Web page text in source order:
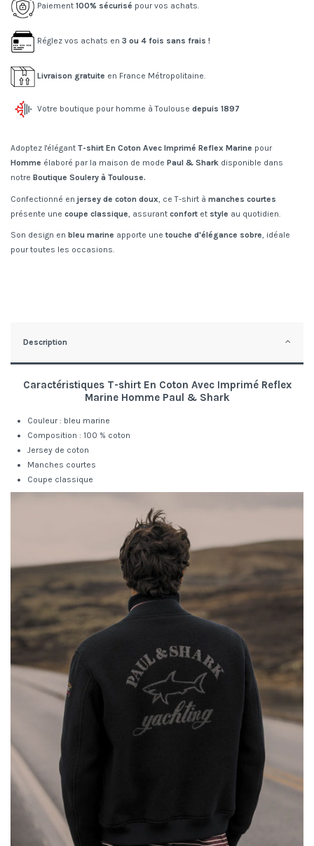
Paiement 100% sécurisé pour vos achats.
Réglez vos achats en 3 ou 4 fois sans frais !
Livraison gratuite en France Métropolitaine.
Votre boutique pour homme à Toulouse depuis 1897
Adoptez l'élégant T-shirt En Coton Avec Imprimé Reflex Marine pour
Homme élaboré par la maison de mode Paul & Shark disponible dans
notre Boutique Soulery à Toulouse.
Confectionné en jersey de coton doux, ce T-shirt à manches courtes
présente une coupe classique, assurant confort et style au quotidien.
Son design en bleu marine apporte une touche d'élégance sobre, idéale
pour toutes les occasions.
Description
Caractéristiques T-shirt En Coton Avec Imprimé Reflex
MarineHomme Paul & Shark
Couleur : bleu marine
Composition : 100 % coton
Jersey de coton
Manches courtes
Coupe classique